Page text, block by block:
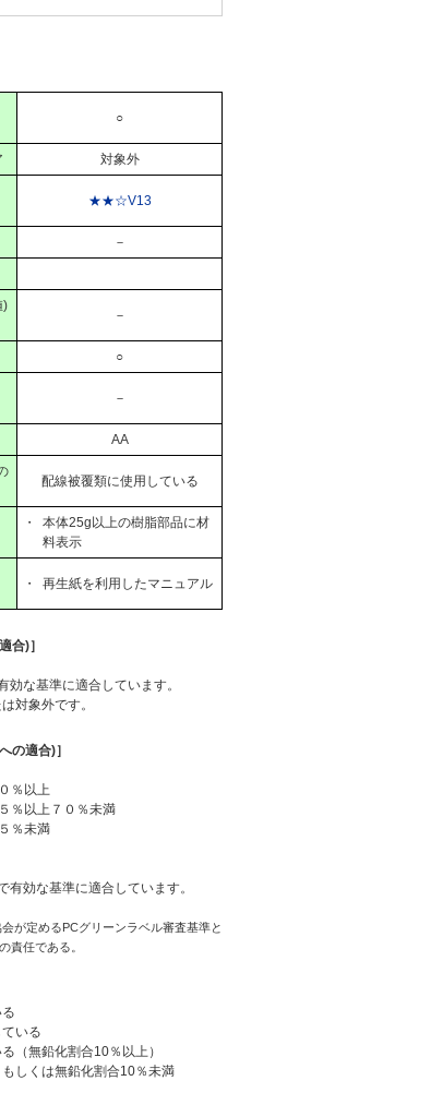
○
対象外
★★☆V13
－
)
－
○
－
AA
配線被覆類に使用している
・
本体25g以上の樹脂部品に材
料表示
・ 再生紙を利用したマニュアル
合)］
な基準に適合しています。
対象外です。
の適合)］
％以上
以上７０％未満
％未満
な基準に適合しています。
が定めるPCグリーンラベル審査基準と
責任である。
いる
（無鉛化割合10％以上）
しくは無鉛化割合10％未満